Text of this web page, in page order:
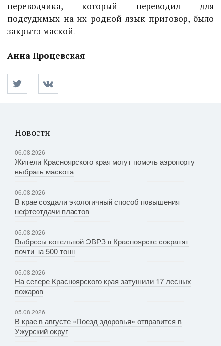
переводчика, который переводил для
подсудимых на их родной язык приговор, было
закрыто маской.
Анна Процевская
Новости
06.08.2026
Жители Красноярского края могут помочь аэропорту
выбрать маскота
06.08.2026
В крае создали экологичный способ повышения
нефтеотдачи пластов
05.08.2026
Выбросы котельной ЭВРЗ в Красноярске сократят
почти на 500 тонн
05.08.2026
На севере Красноярского края затушили 17 лесных
пожаров
05.08.2026
В крае в августе «Поезд здоровья» отправится в
Ужурский округ